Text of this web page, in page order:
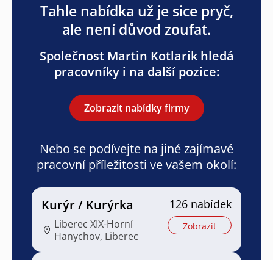
Tahle nabídka už je sice pryč,
ale není důvod zoufat.
Společnost Martin Kotlarik hledá
pracovníky i na další pozice:
Zobrazit nabídky firmy
Nebo se podívejte na jiné zajímavé
pracovní příležitosti ve vašem okolí:
Kurýr / Kurýrka
Liberec XIX-Horní
Hanychov, Liberec
126 nabídek
Zobrazit